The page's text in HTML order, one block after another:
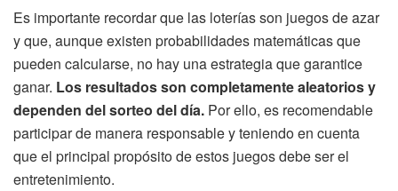
Es importante recordar que las loterías son juegos de azar
y que, aunque existen probabilidades matemáticas que
pueden calcularse, no hay una estrategia que garantice
ganar. Los resultados son completamente aleatorios y
dependen del sorteo del día. Por ello, es recomendable
participar de manera responsable y teniendo en cuenta
que el principal propósito de estos juegos debe ser el
entretenimiento.